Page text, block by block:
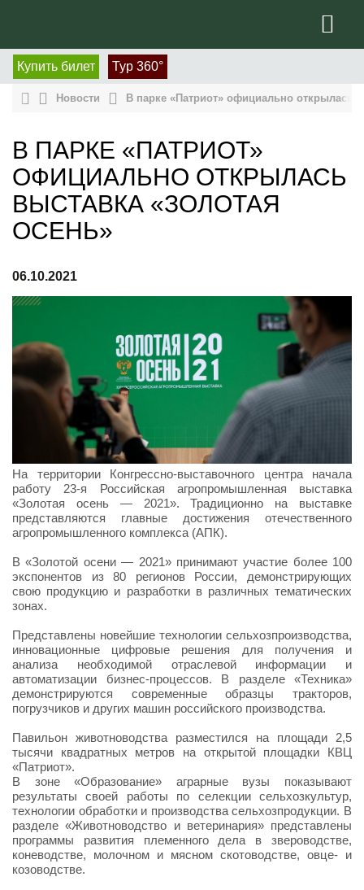
Купить билет Тур 360°
Новости В парке «Патриот» официально открылась
В ПАРКЕ «ПАТРИОТ»
ОФИЦИАЛЬНО ОТКРЫЛАСЬ
ВЫСТАВКА «ЗОЛОТАЯ
ОСЕНЬ»
06.10.2021
На территории Конгрессно-выставочного центра начала
работу 23-я Российская агропромышленная выставка
«Золотая осень — 2021». Традиционно на выставке
представляются главные достижения отечественного
агропромышленного комплекса (АПК).
В «Золотой осени — 2021» принимают участие более 100
экспонентов из 80 регионов России, демонстрирующих
свою продукцию и разработки в различных тематических
зонах.
Представлены новейшие технологии сельхозпроизводства,
инновационные цифровые решения для получения и
анализа необходимой отраслевой информации и
автоматизации бизнес-процессов. В разделе «Техника»
демонстрируются современные образцы тракторов,
погрузчиков и других машин российского производства.
Павильон животноводства разместился на площади 2,5
тысячи квадратных метров на открытой площадки КВЦ
«Патриот».
В зоне «Образование» аграрные вузы показывают
результаты своей работы по селекции сельхозкультур,
технологии обработки и производства сельхозпродукции. В
разделе «Животноводство и ветеринария» представлены
программы развития племенного дела в звероводстве,
коневодстве, молочном и мясном скотоводстве, овце- и
козоводстве.